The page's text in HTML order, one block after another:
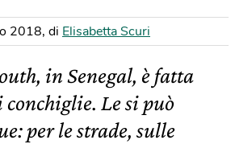
2018, di Elisabetta Scuri
in Senegal, è fatta
Le si può
per le strade, sulle